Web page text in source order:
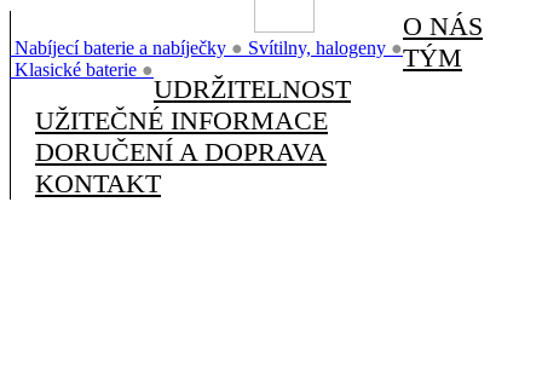
Nabíjecí baterie a nabíječky ● Svítilny, halogeny ●
Klasické baterie ●
O NÁS
TÝM
UDRŽITELNOST
UŽITEČNÉ INFORMACE
DORUČENÍ A DOPRAVA
KONTAKT